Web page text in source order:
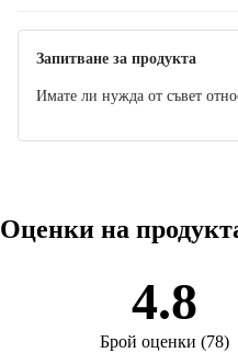
Запитване за продукта
Имате ли нужда от съвет
Оценки на
4.8
Брой оценки (78)